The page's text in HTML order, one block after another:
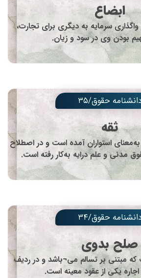
ابضاع
سرمایه به دیگری برای تجارت،
بودن وی در سود و زیان.
حقوق/۳۵
ثقه
استواران آمده است و در اصطلاح
مدنی و علم درایه به‌کار رفته است.
حقوق/۳۴
صلح بدوی
مبتنی بر تسالم می¬باشد و در ردیف
یکی از عقود معینه است.